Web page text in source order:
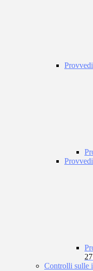
Controlli sulle